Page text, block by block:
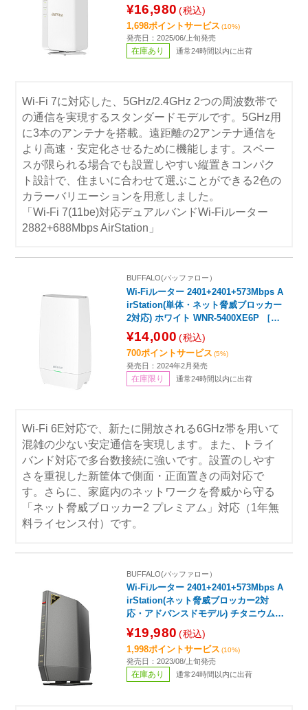
¥16,980 (税込)
1,698ポイントサービス (10%)
発売日：2025/06/上旬発売
在庫あり 通常24時間以内に出荷
Wi-Fi 7に対応した、5GHz/2.4GHz 2つの周波数帯で
の通信を実現するスタンダードモデルです。5GHz用
に3本のアンテナを搭載。遠距離の2アンテナ通信を
より高速・安定化させるために機能します。スペー
スが限られる場合でも設置しやすい縦置きコンパク
ト設計で、住まいに合わせて選ぶことができる2色の
カラーバリエーションを用意しました。
「Wi-Fi 7(11be)対応デュアルバンドWi-Fiルーター
2882+688Mbps AirStation」
BUFFALO(バッファロー）
Wi-Fiルーター 2401+2401+573Mbps A
irStation(単体・ネット脅威ブロッカー
2対応) ホワイト WNR-5400XE6P ［Wi
-Fi 6E(ax) /IPv6対応］
¥14,000 (税込)
700ポイントサービス (5%)
発売日：2024年2月発売
在庫限り 通常24時間以内に出荷
Wi-Fi 6E対応で、新たに開放される6GHz帯を用いて
混雑の少ない安定通信を実現します。また、トライ
バンド対応で多台数接続に強いです。設置のしやす
さを重視した新筐体で側面・正面置きの両対応で
す。さらに、家庭内のネットワークを脅威から守る
「ネット脅威ブロッカー2 プレミアム」対応（1年無
料ライセンス付）です。
BUFFALO(バッファロー）
Wi-Fiルーター 2401+2401+573Mbps A
irStation(ネット脅威ブロッカー2対
応・アドバンスドモデル) チタニウムグ
レー WSR-5400XE6 ［Wi-Fi 6E(ax) /IP
v6対応］
¥19,980 (税込)
1,998ポイントサービス (10%)
発売日：2023/08/上旬発売
在庫あり 通常24時間以内に出荷